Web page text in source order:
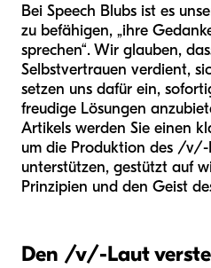
Bei Speech Blubs ist es
zu befähigen, „ihre
sprechen“. Wir glauben,
Selbstvertrauen verdient,
setzen uns dafür ein,
freudige Lösungen
Artikels werden Sie einen
um die Produktion des /v/-
unterstützen, gestützt auf
Prinzipien und den Geist
Den /v/-Laut